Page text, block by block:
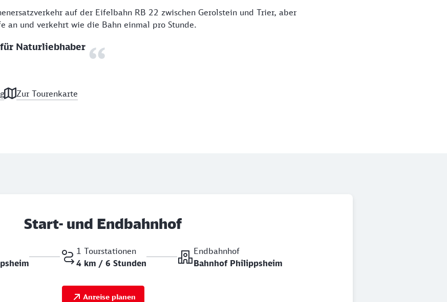
auf der Eifelbahn RB 22 zwischen Gerolstein und Trier, aber
an und verkehrt wie die Bahn einmal pro Stunde.
Naturliebhaber
Zur Tourenkarte
Start- und Endbahnhof
1 Tourstationen
4 km / 6 Stunden
Endbahnhof
Bahnhof Philippsheim
Anreise planen